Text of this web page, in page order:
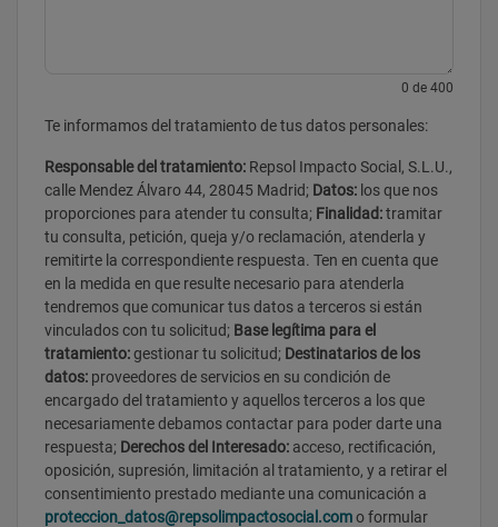
0 de 400
Te informamos del tratamiento de tus datos personales:
Responsable del tratamiento: Repsol Impacto Social, S.L.U.,
calle Mendez Álvaro 44, 28045 Madrid; Datos: los que nos
proporciones para atender tu consulta; Finalidad:tramitar
tu consulta, petición, queja y/o reclamación, atenderla y
remitirte la correspondiente respuesta. Ten en cuenta que
en la medida en que resulte necesario para atenderla
tendremos que comunicar tus datos a terceros si están
vinculados con tu solicitud; Base legítima para el
tratamiento:gestionar tu solicitud; Destinatarios de los
datos: proveedores de servicios en su condición de
encargado del tratamiento y aquellos terceros a los que
necesariamente debamos contactar para poder darte una
respuesta; Derechos del Interesado: acceso, rectificación,
oposición, supresión, limitación al tratamiento, y a retirar el
consentimiento prestado mediante una comunicación a
proteccion_datos@repsolimpactosocial.como formular